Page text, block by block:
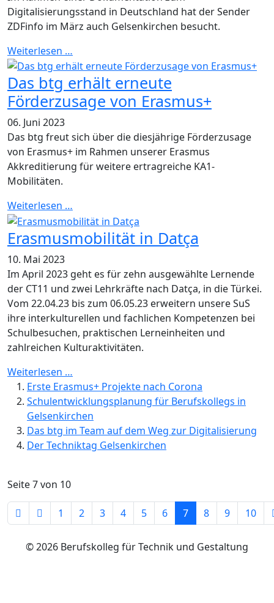
Digitalisierungsstand in Deutschland hat der Sender
ZDFinfo im März auch Gelsenkirchen besucht.
Weiterlesen …
Das btg erhält erneute
Förderzusage von Erasmus+
06. Juni 2023
Das btg freut sich über die diesjährige Förderzusage
von Erasmus+ im Rahmen unserer Erasmus
Akkreditierung für weitere ertragreiche KA1-
Mobilitäten.
Weiterlesen …
Erasmusmobilität in Datça
10. Mai 2023
Im April 2023 geht es für zehn ausgewählte Lernende
der CT11 und zwei Lehrkräfte nach Datça, in die Türkei.
Vom 22.04.23 bis zum 06.05.23 erweitern unsere SuS
ihre interkulturellen und fachlichen Kompetenzen bei
Schulbesuchen, praktischen Lerneinheiten und
zahlreichen Kulturaktivitäten.
Weiterlesen …
Erste Erasmus+ Projekte nach Corona
Schulentwicklungsplanung für Berufskollegs in
Gelsenkirchen
Das btg im Team auf dem Weg zur Digitalisierung
Der Techniktag Gelsenkirchen
Seite 7 von 10
1 2 3 4 5 6 7 8 9 10
© 2026 Berufskolleg für Technik und Gestaltung